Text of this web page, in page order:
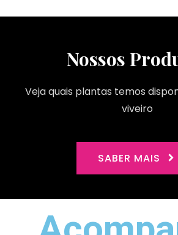
Nossos
Veja quais plantas temos
viveiro
SABER MAIS